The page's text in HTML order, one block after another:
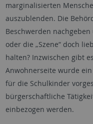
marginalisierten
auszublenden. Die
Beschwerden
oder die „Szene“ doch
halten? Inzwischen gibt
Anwohnerseite wurde
für die Schulkinder
bürgerschaftliche
einbezogen werden.